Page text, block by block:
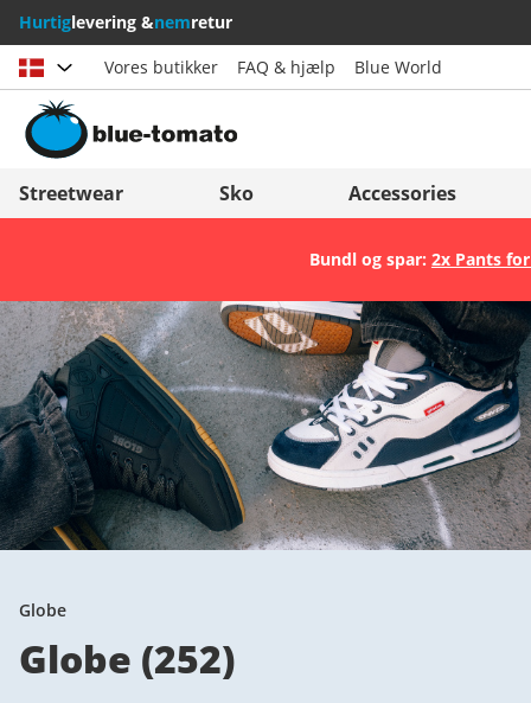
Hurtiglevering &nemretur
Vælg land
Österreich
Suisse (Français)
Svizzera (Italiano)
France
Italia (Italiano)
Italien (Deutsch)
España
Suomi
United Kingdom
Vores butikker FAQ & hjælp Blue World
Streetwear Sko Accessories
Bundl og spar: 2x Pants
Globe
Globe (252)